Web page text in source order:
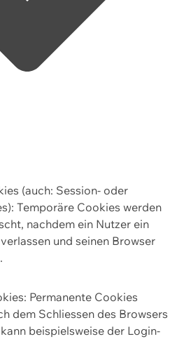
(auch: Session- oder
Temporäre Cookies werden
nachdem ein Nutzer ein
und seinen Browser
Permanente Cookies
dem Schliessen des Browsers
beispielsweise der Login-